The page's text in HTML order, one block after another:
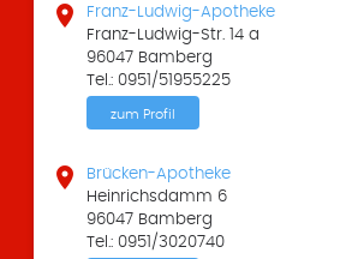

Franz-Ludwig-Apotheke
Franz-Ludwig-Str. 14 a
96047 Bamberg
Tel.: 0951/51955225
zum Profil

Brücken-Apotheke
Heinrichsdamm 6
96047 Bamberg
Tel.: 0951/3020740